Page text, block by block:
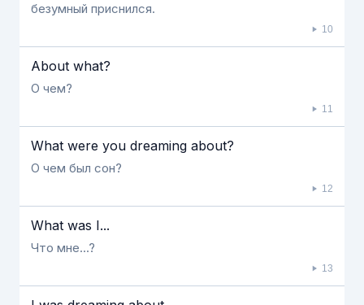
безумный приснился.
10
About what?
О чем?
11
What were you dreaming about?
О чем был сон?
12
What was I...
Что мне...?
13